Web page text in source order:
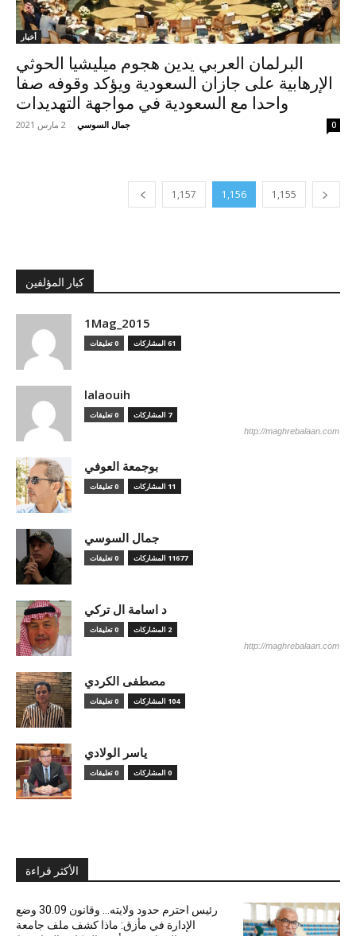
أخبار
البرلمان العربي يدين هجوم ميليشيا الحوثي
الإرهابية على جازان السعودية ويؤكد وقوفه صفا
واحدا مع السعودية في مواجهة التهديدات
جمال السوسي - 2 مارس 2021 0
1,155
1,156
1,157
كبار المؤلفين
1Mag_2015
61 المشاركات 0 تعليقات
lalaouih
7 المشاركات 0 تعليقات
http://maghrebalaan.com
بوجمعة العوفي
11 المشاركات 0 تعليقات
جمال السوسي
11677 المشاركات 0 تعليقات
د اسامة ال تركي
2 المشاركات 0 تعليقات
http://maghrebalaan.com
مصطفى الكردي
104 المشاركات 0 تعليقات
ياسر الولادي
0 المشاركات 0 تعليقات
الأكثر قراءة
رئيس احترم حدود ولايته… وقانون 30.09 وضع
الإدارة في مأزق: ماذا كشف ملف جامعة